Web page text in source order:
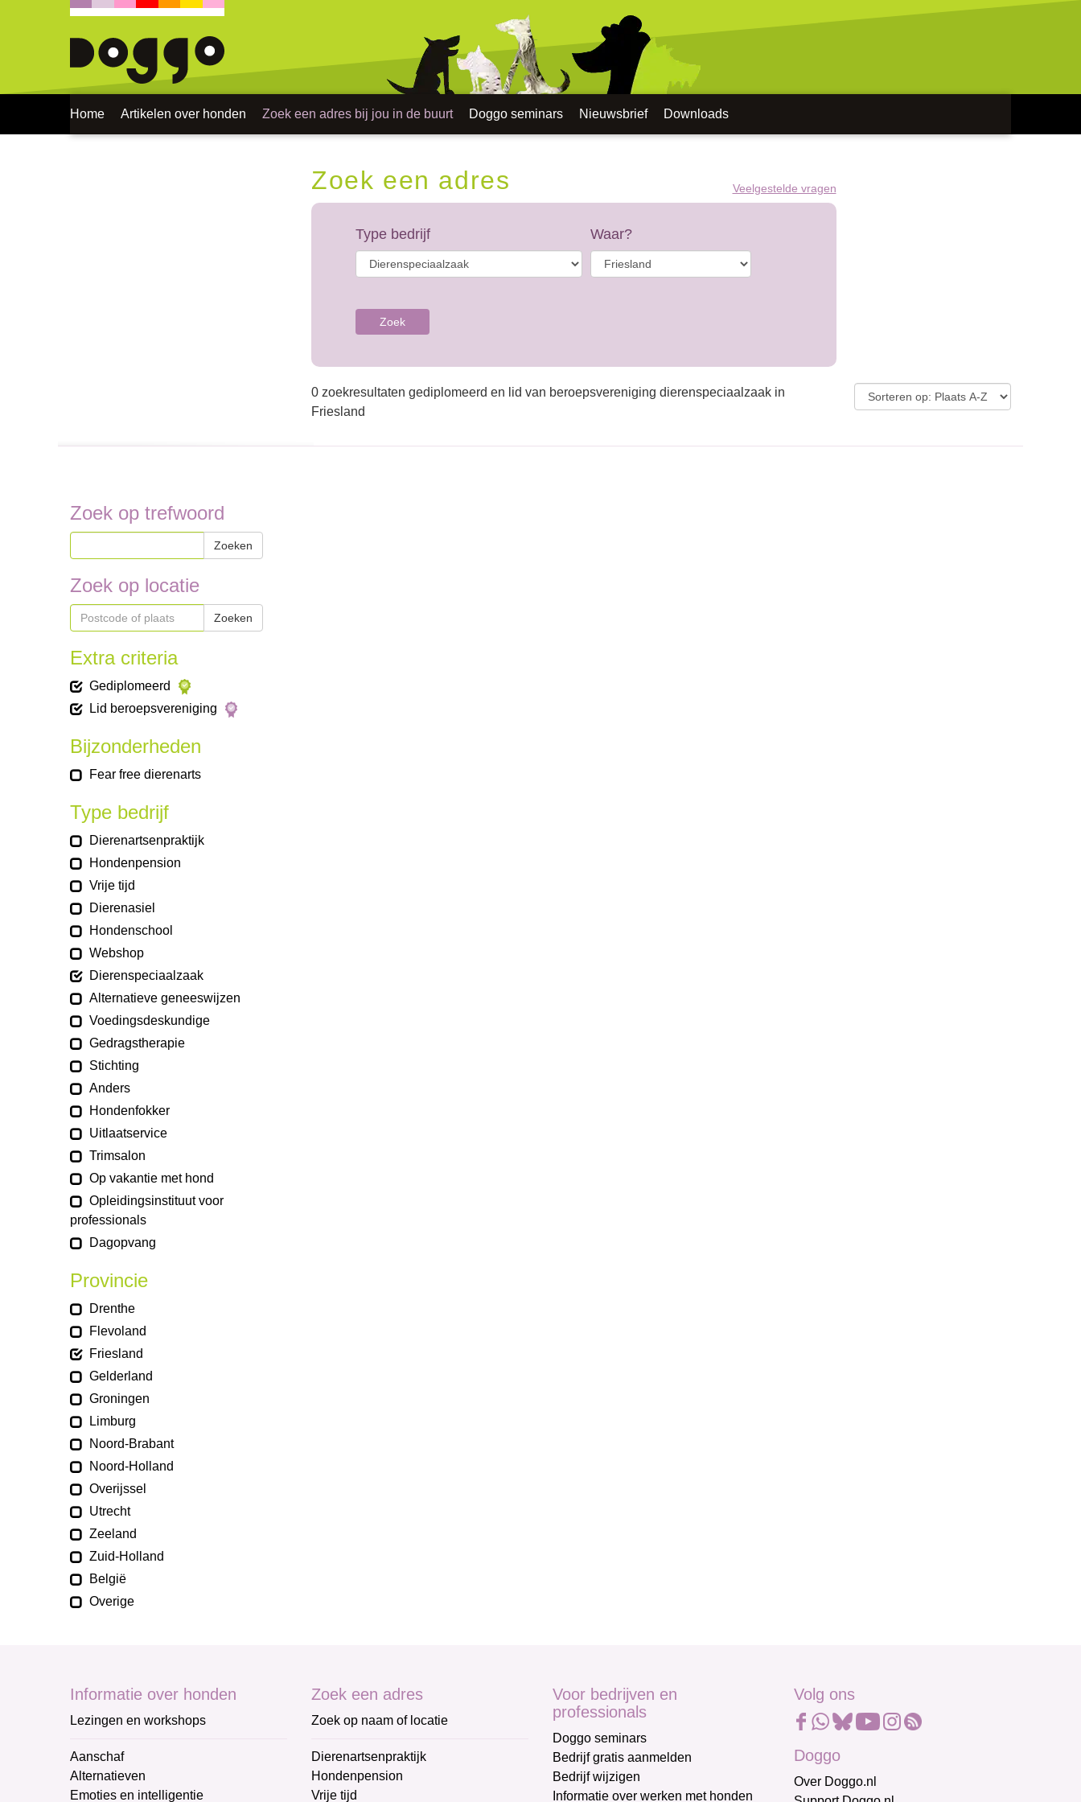
Home Artikelen over honden Zoek een adres bij jou in de buurt Doggo seminars Nieuwsbrief Downloads
Zoek een adres Veelgestelde vragen
Type bedrijf Waar?
Zoek
0 zoekresultaten gediplomeerd en lid van beroepsvereniging dierenspeciaalzaak in
Friesland
Zoek op trefwoord
Zoeken
Zoek op locatie
Zoeken
Extra criteria
Gediplomeerd
Lid beroepsvereniging
Bijzonderheden
Fear free dierenarts
Type bedrijf
Dierenartsenpraktijk
Hondenpension
Vrije tijd
Dierenasiel
Hondenschool
Webshop
Dierenspeciaalzaak
Alternatieve geneeswijzen
Voedingsdeskundige
Gedragstherapie
Stichting
Anders
Hondenfokker
Uitlaatservice
Trimsalon
Op vakantie met hond
Opleidingsinstituut voor
professionals
Dagopvang
Provincie
Drenthe
Flevoland
Friesland
Gelderland
Groningen
Limburg
Noord-Brabant
Noord-Holland
Overijssel
Utrecht
Zeeland
Zuid-Holland
België
Overige
Informatie over honden
Lezingen en workshops
Aanschaf
Alternatieven
Emoties en intelligentie
Zoek een adres
Zoek op naam of locatie
Dierenartsenpraktijk
Hondenpension
Vrije tijd
Voor bedrijven en
professionals
Doggo seminars
Bedrijf gratis aanmelden
Bedrijf wijzigen
Informatie over werken met honden
Volg ons
Doggo
Over Doggo.nl